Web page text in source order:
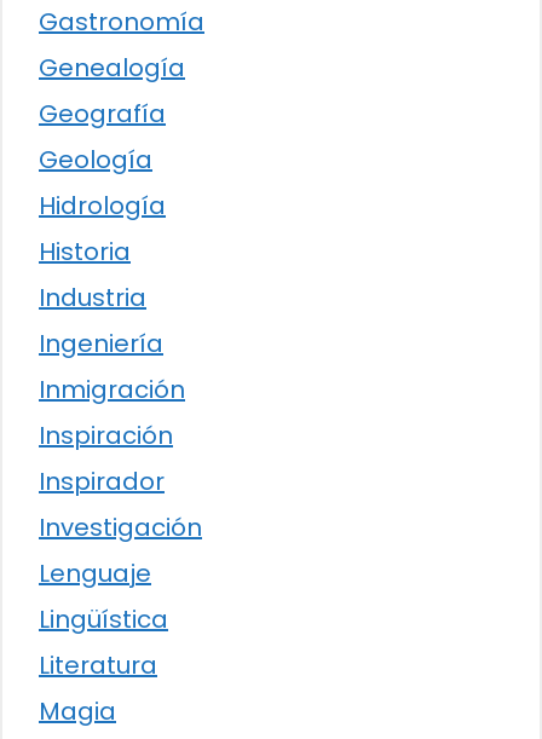
Gastronomía
Genealogía
Geografía
Geología
Hidrología
Historia
Industria
Ingeniería
Inmigración
Inspiración
Inspirador
Investigación
Lenguaje
Lingüística
Literatura
Magia